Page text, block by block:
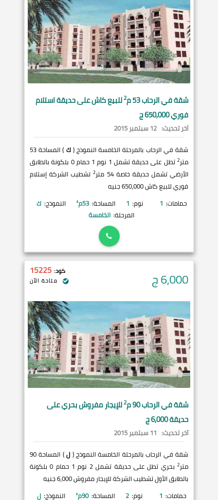
شقة فيالرحاب 2للبيع كاش على حديقة استلام
فوري 650,000 ج
آخر تحديث: 12 سبتمبر 2015
شقة في الرحاب بالمرحلة الخامسة النموذج (ك
) المساحة 53
متر2
تطل على حديقة تشمل 1 نوم 1 حمام 0 بلكونة بالطابق
الأرضي تشمل حديقة خاصة 54 متر
2تشطيب الشركة إستلام
فوري للبيع كاش 650,000 جنيه
حمامات: 1 نوم: 1 المساحة: 53م² النموذج: ك
المرحلة: الخامسة
6,000ج كود: 15225
متاحة الآن
شقة فيالرحاب90 م 2للإيجار مفروش بحري على
حديقة 6,000 ج
آخر تحديث: 11 سبتمبر 2015
شقة في الرحاب بالمرحلة الخامسة النموذج ( ل
) المساحة 90
متر2
بحري تطل على حديقة تشمل 2 نوم 1 حمام 0 بلكونة
بالطابق الأول تشطيب الشركة للإيجار مفروش 6,000 جنيه
حمامات: 1 نوم: 2 المساحة: 90م² النموذج: ل